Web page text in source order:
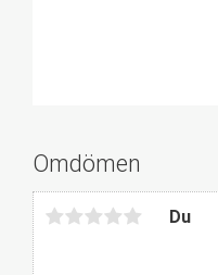
Omdömen
Du